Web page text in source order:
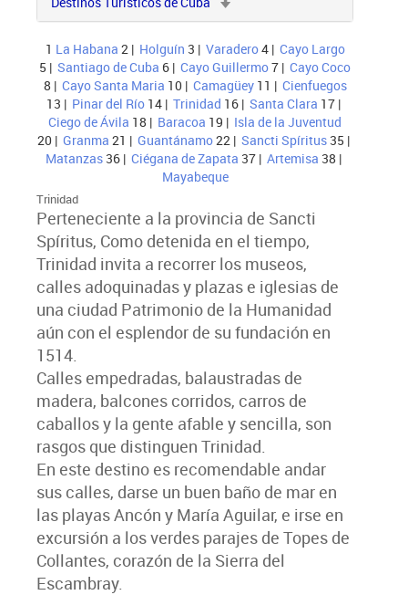
1 La Habana 2 | Holguín 3 | Varadero4 | Cayo Largo
5 | Santiago de Cuba 6 | Cayo Guillermo7 | Cayo Coco
8 | Cayo Santa Maria 10 | Camagüey11 | Cienfuegos
13 | Pinar del Río 14 | Trinidad 16 | Santa Clara 17 |
Ciego de Ávila 18 | Baracoa 19 | Isla de la Juventud
20 | Granma 21 | Guantánamo22 | Sancti Spíritus 35 |
Matanzas 36 | Ciégana de Zapata 37 | Artemisa 38 |
Mayabeque
Trinidad
Perteneciente a la provincia de Sancti
Spíritus, Como detenida en el tiempo,
Trinidad invita a recorrer los museos,
calles adoquinadas y plazas e iglesias de
una ciudad Patrimonio de la Humanidad
aún con el esplendor de su fundación en
1514.
Calles empedradas, balaustradas de
madera, balcones corridos, carros de
caballos y la gente afable y sencilla, son
rasgos que distinguen Trinidad.
En este destino es recomendable andar
sus calles, darse un buen baño de mar en
las playas Ancón y María Aguilar, e irse en
excursión a los verdes parajes de Topes de
Collantes, corazón de la Sierra del
Escambray.